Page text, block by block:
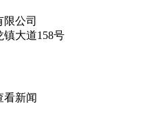
公司
大道158号
看新闻